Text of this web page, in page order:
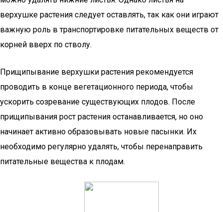
верхушке растения следует оставлять, так как они играют
важную роль в транспортировке питательных веществ от
корней вверх по стволу.
Прищипывание верхушки растения рекомендуется
проводить в конце вегетационного периода, чтобы
ускорить созревание существующих плодов. После
прищипывания рост растения останавливается, но оно
начинает активно образовывать новые пасынки. Их
необходимо регулярно удалять, чтобы перенаправить
питательные вещества к плодам.